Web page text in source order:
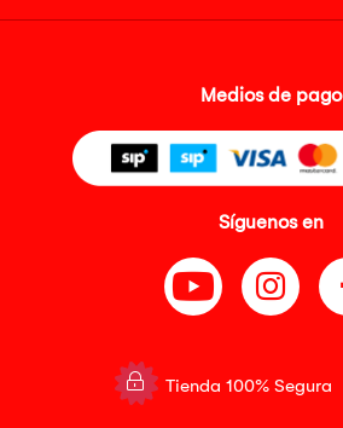
Medios de pago
Síguenos en
Tienda 100% Segura